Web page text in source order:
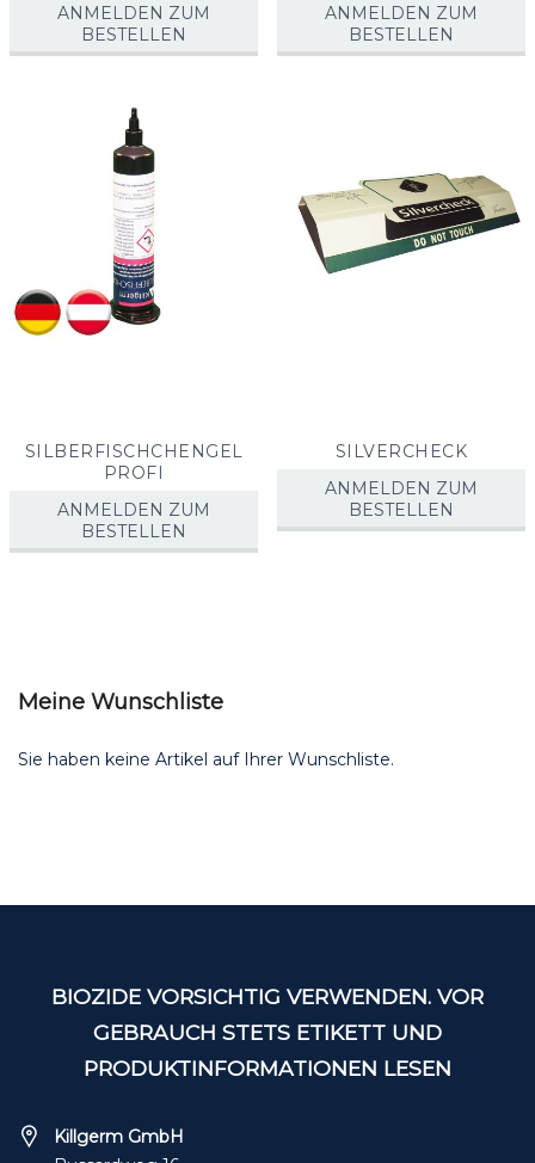
ANMELDEN ZUM
BESTELLEN
ANMELDEN ZUM
BESTELLEN
SILBERFISCHCHENGEL
PROFI
ANMELDEN ZUM
BESTELLEN
SILVERCHECK
ANMELDEN ZUM
BESTELLEN
Meine Wunschliste
Sie haben keine Artikel auf Ihrer Wunschliste.
BIOZIDE VORSICHTIG VERWENDEN. VOR
GEBRAUCH STETS ETIKETT UND
PRODUKTINFORMATIONEN LESEN
Killgerm GmbH